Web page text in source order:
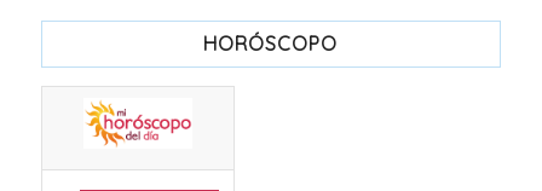
HORÓSCOPO